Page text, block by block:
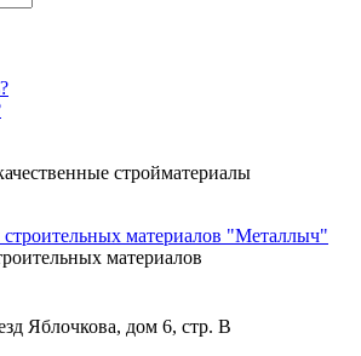
стройматериалы
материалов
Яблочкова, дом 6, стр. В